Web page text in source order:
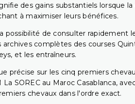
des gains substantiels lorsque
à maximiser leurs bénéfices.
possibilité de consulter rapidement
complètes des courses
et les entraîneurs.
précise sur les cinq premiers
SOREC au Maroc Casablanca,
chevaux dans l'ordre exact.